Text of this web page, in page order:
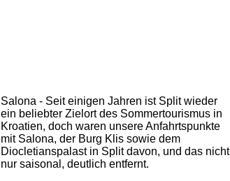
Salona - Seit einigen Jahren ist Split wieder
ein beliebter Zielort des Sommertourismus in
Kroatien, doch waren unsere Anfahrtspunkte
mit Salona, der Burg Klis sowie dem
Diocletianspalast in Split davon, und das nicht
nur saisonal, deutlich entfernt.